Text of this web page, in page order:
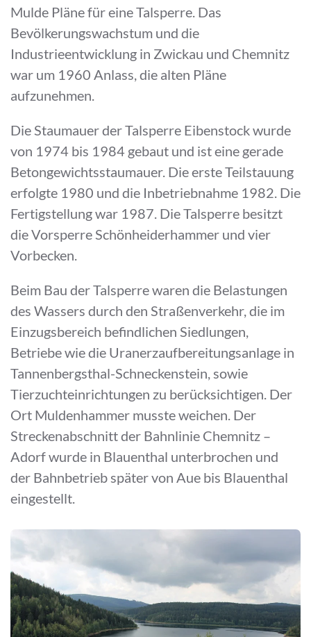
Mulde Pläne für eine Talsperre. Das
Bevölkerungswachstum und die
Industrieentwicklung in Zwickau und Chemnitz
war um 1960 Anlass, die alten Pläne
aufzunehmen.
Die Staumauer der Talsperre Eibenstock wurde
von 1974 bis 1984 gebaut und ist eine gerade
Betongewichtsstaumauer. Die erste Teilstauung
erfolgte 1980 und die Inbetriebnahme 1982. Die
Fertigstellung war 1987. Die Talsperre besitzt
die Vorsperre Schönheiderhammer und vier
Vorbecken.
Beim Bau der Talsperre waren die Belastungen
des Wassers durch den Straßenverkehr, die im
Einzugsbereich befindlichen Siedlungen,
Betriebe wie die Uranerzaufbereitungsanlage in
Tannenbergsthal-Schneckenstein, sowie
Tierzuchteinrichtungen zu berücksichtigen. Der
Ort Muldenhammer musste weichen. Der
Streckenabschnitt der Bahnlinie Chemnitz –
Adorf wurde in Blauenthal unterbrochen und
der Bahnbetrieb später von Aue bis Blauenthal
eingestellt.